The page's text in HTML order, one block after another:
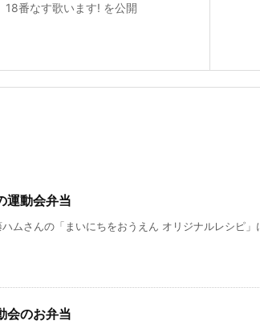
18番なす歌います! を公開
運動会弁当
ハムさんの「まいにちをおうえん オリジナルレシピ
会のお弁当